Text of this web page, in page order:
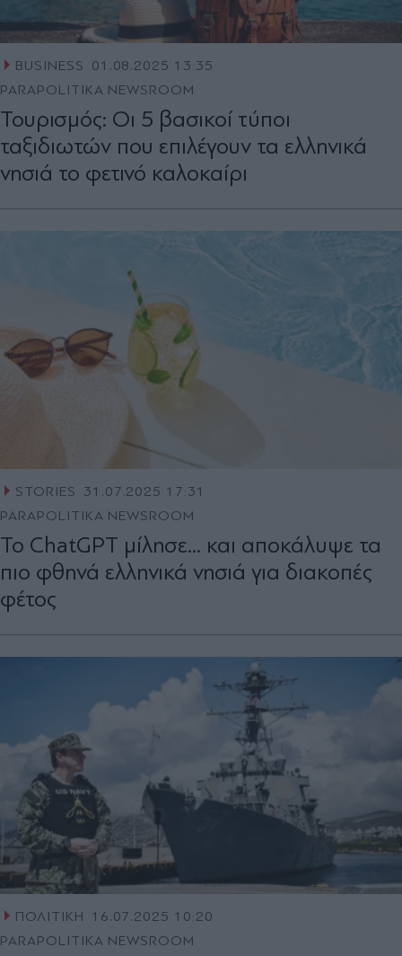
BUSINESS
01.08.2025 13:35
PARAPOLITIKA NEWSROOM
Τουρισμός: Οι 5 βασικοί τύποι
ταξιδιωτών που επιλέγουν τα ελληνικά
νησιά το φετινό καλοκαίρι
STORIES
31.07.2025 17:31
PARAPOLITIKA NEWSROOM
Το ChatGPT μίλησε... και αποκάλυψε τα
πιο φθηνά ελληνικά νησιά για διακοπές
φέτος
ΠΟΛΙΤΙΚΗ
16.07.2025 10:20
PARAPOLITIKA NEWSROOM